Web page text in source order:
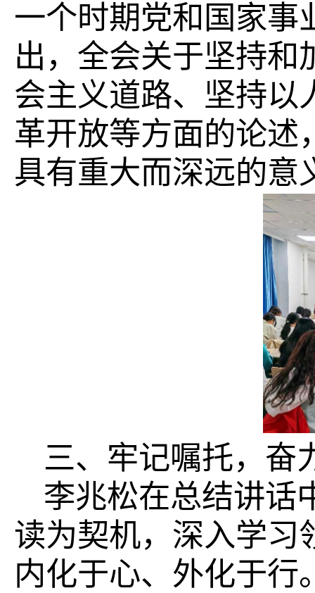
一个时期党和国家事
出，全会关于坚持和
会主义道路、坚持以
革开放等方面的论述
具有重大而深远的意
三、牢记嘱托，奋
李兆松在总结讲话
读为契机，深入学习
内化于心、外化于行